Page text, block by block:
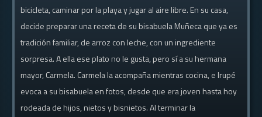
bicicleta, caminar por la playa y jugar al aire libre. En su casa,
decide preparar una receta de su bisabuela Muñeca que ya es
tradición familiar, de arroz con leche, con un ingrediente
sorpresa. A ella ese plato no le gusta, pero sí a su hermana
mayor, Carmela. Carmela la acompaña mientras cocina, e Irupé
evoca a su bisabuela en fotos, desde que era joven hasta hoy
rodeada de hijos, nietos y bisnietos. Al terminar la